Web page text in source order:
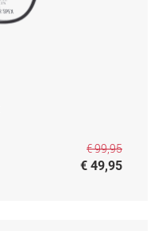
€ 99,95
€ 49,95